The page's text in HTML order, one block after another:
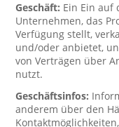
Geschäft: Ein Ein auf
Unternehmen, das
Verfügung stellt,
und/oder anbietet,
von Verträgen über
nutzt.
Geschäftsinfos:
anderem über den